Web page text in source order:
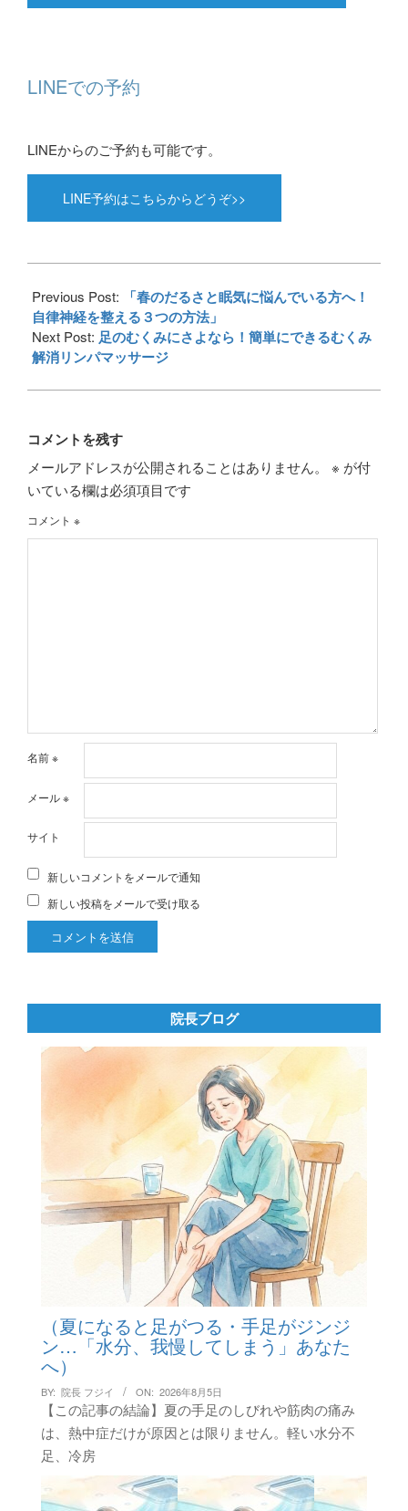
LINEでの予約
LINEからのご予約も可能です。
LINE予約はこちらからどうぞ>>
05-
20
Previous Post:
「春のだるさと眠気に悩んでいる方へ！
自律神経を整える３つの方法」
Next Post: 足のむくみにさよなら！簡単にできるむくみ
解消リンパマッサージ
コメントを残す
メールアドレスが公開されることはありません。 ※ が付
いている欄は必須項目です
コメント ※
名前※
メール※
サイト
新しいコメントをメールで通知
新しい投稿をメールで受け取る
院長ブログ
（夏になると足がつる・手足がジンジ
ン…「水分、我慢してしまう」あなた
へ）
BY: 院長 フジイ ON: 2026年8月5日
【この記事の結論】夏の手足のしびれや筋肉の痛み
は、熱中症だけが原因とは限りません。軽い水分不
足、冷房